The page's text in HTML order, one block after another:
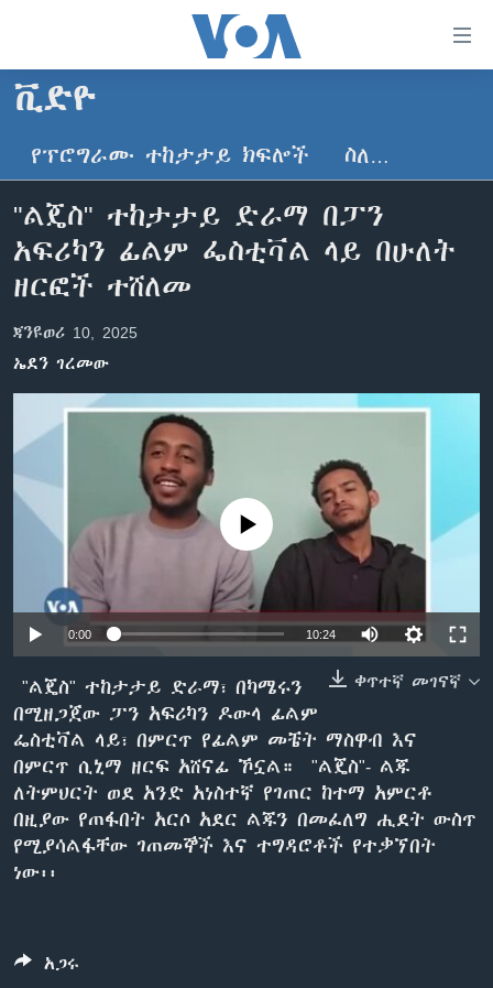
ማገናኛዎች
ዋናው
ይዘት
ወደ
ዋናው
ይዘት
እለፍ
ወደ
ዋናው
ዜና
ኢትዮጵያ
አሜሪካ
ኑሮ በጤንነት
ከምሽቱ ሦስት ሰዓት የአማርኛ ዜና
ቪዲዮ
ክምችት
Learning English
ቋንቋዎች
ቪድዮ
የፕሮግራሙ ተከታታይ ክፍሎች ስለ…
"ልጄስ" ተከታታይ ድራማ በፓን
አፍሪካን ፊልም ፌስቲቫል ላይ በሁለት
ዘርፎች ተሸለመ
ጃንዩወሪ 10, 2025
ኤደን ገረመው
Auto 240p 480p
720p 1080p
No media source currently available
0:00 10:24 Auto
480p
720p
1080p
ቀጥተኛ መገናኛ
"ልጄስ" ተከታታይ ድራማ፣ በካሜሩን
በሚዘጋጀው ፓን አፍሪካን ዶውላ ፊልም
ፌስቲቫል ላይ፣ በምርጥ የፊልም መቼት ማስዋብ እና
በምርጥ ሲኒማ ዘርፍ አሸናፊ ኾኗል። "ልጄስ"- ልጁ
ለትምህርት ወደ አንድ አነስተኛ የገጠር ከተማ አምርቶ
በዚያው የጠፋበት አርሶ አደር ልጁን በመፈለግ ሒደት ውስጥ
የሚያሳልፋቸው ገጠመኞች እና ተግዳሮቶች የተቃኘበት
ነው፡፡
አጋሩ